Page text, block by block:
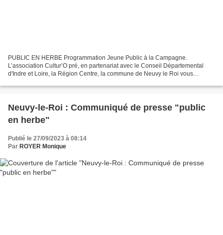
PUBLIC EN HERBE Programmation Jeune Public à la Campagne.
L’association Cultur’O pré, en partenariat avec le Conseil Départemental
d'Indre et Loire, la Région Centre, la commune de Neuvy le Roi vous
Neuvy-le-Roi : Communiqué de presse "public
en herbe"
Publié le 27/09/2023 à 08:14
Par ROYER Monique